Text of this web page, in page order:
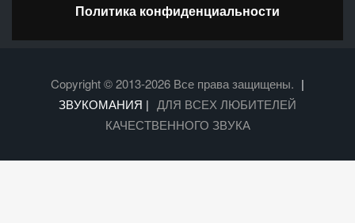
Политика конфиденциальности
Copyright © 2013-2026 Все права защищены. |
ЗВУКОМАНИЯ | ДЛЯ ВСЕХ ЛЮБИТЕЛЕЙ
КАЧЕСТВЕННОГО ЗВУКА